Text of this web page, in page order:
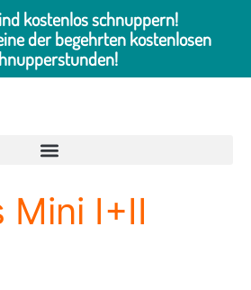
kostenlos schnuppern!
der begehrten kostenlosen
Mini I+II